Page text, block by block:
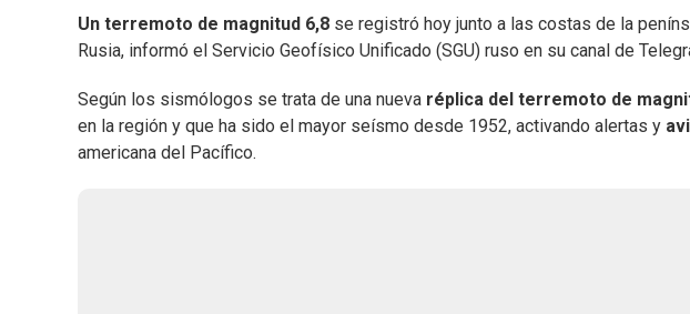
Un terremoto de magnitud 6,8 se registró hoy junto a las costas de la
Rusia, informó el Servicio Geofísico Unificado (SGU) ruso en su canal de
Según los sismólogos se trata de una nueva réplica del terremoto de
en la región y que ha sido el mayor seísmo desde 1952, activando alertas y
americana del Pacífico.